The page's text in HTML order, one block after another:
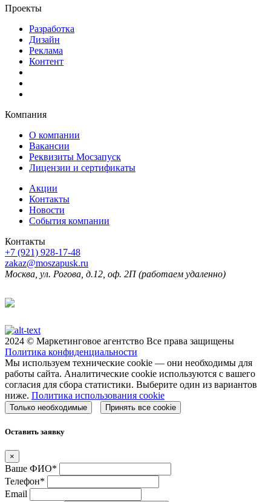
Проекты
Разработка
Дизайн
Реклама
Контент
Компания
О компании
Вакансии
Реквизиты Мосзапуск
Лицензии и сертификаты
Акции
Контакты
Новости
События компании
Контакты
+7 (921) 928-17-48
zakaz@moszapusk.ru
Москва, ул. Рогова, д.12, оф. 2П (работаем удаленно)
2024 © Маркетинговое агентство Все права защищены
Политика конфиденциальности
Мы используем технические cookie — они необходимы для
работы сайта. Аналитические cookie используются с вашего
согласия для сбора статистики. Выберите один из вариантов
ниже. Политика использования cookie
Только необходимые Принять все cookie
Оставить заявку
×
Ваше ФИО*
Телефон*
Email